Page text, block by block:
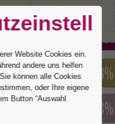
Website Cookies ein.
andere uns helfen
können alle Cookies
oder Ihre eigene
Button “Auswahl